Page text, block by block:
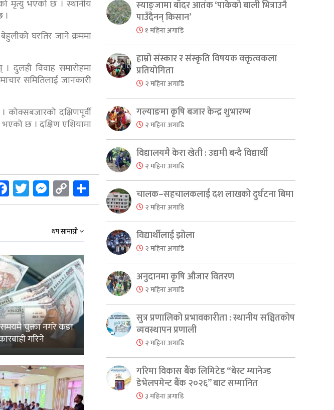
मृत्यु भएको छ । स्थानीय
।
घरतिर जाने क्रममा
दुलही विवाह समारोहमा
समितिलाई जानकारी
दक्षिणपूर्वी
छ । दक्षिण एशियामा
Facebook
Twitter
Messenger
Copy
Link
Share
थप सामाग्री
चुक्ता नगरे कडा
गरिने
स्याङ्जामा बाँदर आतंक ‘पाकेको बाली भित्राउनै
पाउँदैनन् किसान’
१ महिना अगाडि
हाम्रो संस्कार र संस्कृति विषयक वक्तृत्वकला
प्रतियोगिता
२ महिना अगाडि
गल्याङमा कृषि बजार केन्द्र शुभारम्भ
२ महिना अगाडि
विद्यालयमै केरा खेती : उद्यमी बन्दै विद्यार्थी
२ महिना अगाडि
चालक–सहचालकलाई दश लाखको दुर्घटना बिमा
२ महिना अगाडि
विद्यार्थीलाई झोला
२ महिना अगाडि
अनुदानमा कृषि औजार वितरण
२ महिना अगाडि
सुत्र प्रणालिको प्रभावकारीता : स्थानीय सञ्चितकोष
व्यवस्थापन प्रणाली
२ महिना अगाडि
गरिमा विकास बैंक लिमिटेड “बेस्ट म्यानेज्ड
डेभेलपमेन्ट बैंक २०२६” बाट सम्मानित
३ महिना अगाडि